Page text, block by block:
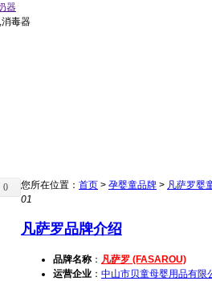
器
毒器
0 您所在位置： 首页 > 孕婴童品牌 > 凡萨罗婴
01
凡萨罗品牌介绍
品牌名称 ： 凡萨罗 (FASAROU)
运营企业 ： 中山市贝童母婴用品有限